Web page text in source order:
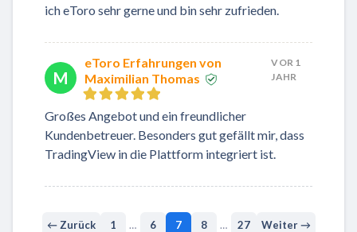
ich eToro sehr gerne und bin sehr zufrieden.
M
eToro Erfahrungen von
Maximilian Thomas
VOR 1
JAHR
Großes Angebot und ein freundlicher
Kundenbetreuer. Besonders gut gefällt mir, dass
TradingView in die Plattform integriert ist.
← Zurück 1 … 6 7 8 … 27 Weiter →